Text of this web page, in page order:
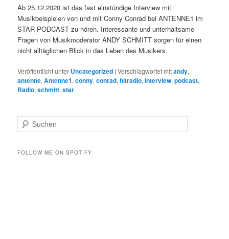
Ab 25.12.2020 ist das fast einstündige Interview mit
Musikbeispielen von und mit Conny Conrad bei ANTENNE1 im
STAR-PODCAST zu hören. Interessante und unterhaltsame
Fragen von Musikmoderator ANDY SCHMITT sorgen für einen
nicht alltäglichen Blick in das Leben des Musikers.
Veröffentlicht unter Uncategorized |Verschlagwortet mitandy,
antenne,Antenne1,conny,conrad,hitradio,interview,podcast,
Radio,schmitt,star
u
h
FOLLOW ME ON SPOTIFY